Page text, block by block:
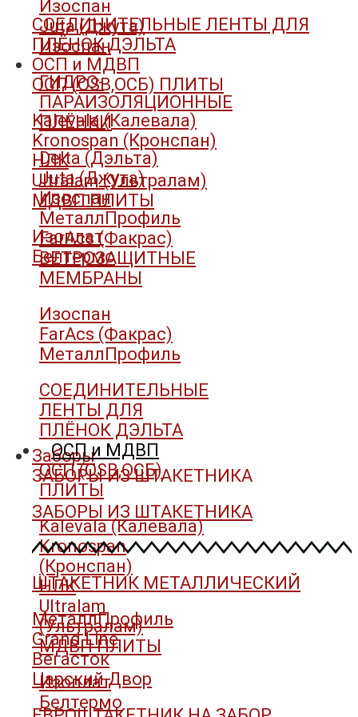
Изоспан
Juta (Джута)
Изоспан
ГИДРО-
ПАРАИЗОЛЯЦИОННЫЕ
ПЛЁНКИ
Delta (Дэльта)
Juta (Джута)
Изоспан
МеталлПрофиль
FarAcs (Факрас)
ВЕТРОЗАЩИТНЫЕ
МЕМБРАНЫ
Изоспан
FarAcs (Факрас)
МеталлПрофиль
СОЕДИНИТЕЛЬНЫЕ
ЛЕНТЫ ДЛЯ
ПЛЁНОК ДЭЛЬТА
ОСП и МДВП
ОСП (OSB,ОСБ)
ПЛИТЫ
Kalevala (Калевала)
Kronospan
(Кронспан)
НЛК
Ultralam
(Ультралам)
МДВП ПЛИТЫ
Изоплат
Белтермо
СОЕДИНИТЕЛЬНЫЕ ЛЕНТЫ ДЛЯ
ПЛЁНОК ДЭЛЬТА
ОСП и МДВП
ОСП (OSB,ОСБ) ПЛИТЫ
Kalevala (Калевала)
Kronospan (Кронспан)
НЛК
Ultralam (Ультралам)
МДВП ПЛИТЫ
Изоплат
Белтермо
Заборы
ЗАБОРЫ ИЗ ШТАКЕТНИКА
ЗАБОРЫ ИЗ ШТАКЕТНИКА
ШТАКЕТНИК МЕТАЛЛИЧЕСКИЙ
МеталлПрофиль
Grand Line
Вегасток
Царский Двор